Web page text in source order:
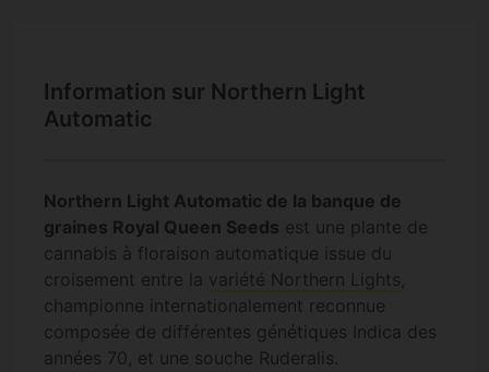
Information sur Northern Light
Automatic
Northern Light Automatic de la banque de
graines Royal Queen Seeds est une plante de
cannabis à floraison automatique issue du
croisement entre la variété Northern Lights,
championne internationalement reconnue
composée de différentes génétiques Indica des
années 70, et une souche Ruderalis.